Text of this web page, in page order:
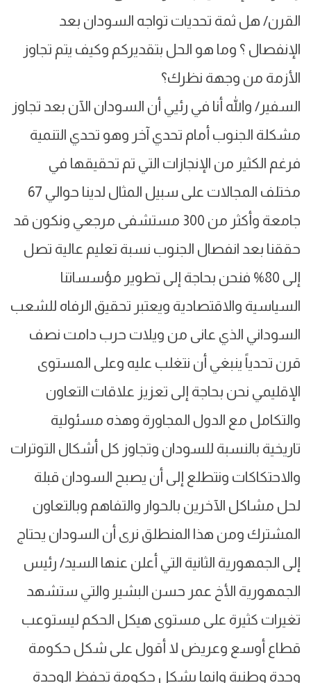
القرن/ هل ثمة تحديات تواجه السودان بعد
الإنفصال ؟ وما هو الحل بتقديركم وكيف يتم تجاوز
الأزمة من وجهة نظرك؟
السفير/ والله أنا في رئيي أن السودان الآن بعد تجاوز
مشكلة الجنوب أمام تحدي آخر وهو تحدي التنمية
فرغم الكثير من الإنجازات التي تم تحقيقها في
مختلف المجالات على سبيل المثال لدينا حوالي 67
جامعة وأكثر من 300 مستشفى مرجعي ونكون قد
حققنا بعد انفصال الجنوب نسبة تعليم عالية تصل
إلى 80% فنحن بحاجة إلى تطوير مؤسساتنا
السياسية والاقتصادية ويعتبر تحقيق الرفاه للشعب
السوداني الذي عانى من ويلات حرب دامت نصف
قرن تحدياً ينبغي أن نتغلب عليه وعلى المستوى
الإقليمي نحن بحاجة إلى تعزيز علاقات التعاون
والتكامل مع الدول المجاورة وهذه مسئولية
تاريخية بالنسبة للسودان وتجاوز كل أشكال التوترات
والاحتكاكات ونتطلع إلى أن يصبح السودان قبلة
لحل مشاكل الآخرين بالحوار والتفاهم وبالتعاون
المشترك ومن هذا المنطلق نرى أن السودان يحتاج
إلى الجمهورية الثانية التي أعلن عنها السيد/ رئيس
الجمهورية الأخ عمر حسن البشير والتي ستشهد
تغيرات كثيرة على مستوى هيكل الحكم ليستوعب
قطاع أوسع وعريض لا أقول على شكل حكومة
وحدة وطنية وإنما بشكل حكومة تحفظ الوحدة